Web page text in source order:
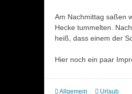
Am Nachmittag saßen
Hecke tummelten.
heiß, dass einem der
Hier noch ein paar
Allgemein Urlaub